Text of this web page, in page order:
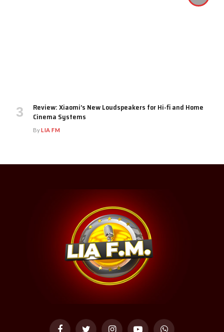
Review: Xiaomi’s New Loudspeakers for Hi-fi and Home
Cinema Systems
ByLIA FM